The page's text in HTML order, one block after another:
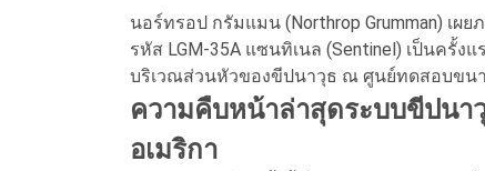
นอร์ทรอป กรัมแมน (Northrop Grumman) เผ
รหัส LGM-35A แซนทิเนล (Sentinel) เป็นครั้
บริเวณส่วนหัวของขีปนาวุธ ณ ศูนย์ทดสอบขน
ความคืบหน้าล่าสุดระบบขีปนา
อเมริกา